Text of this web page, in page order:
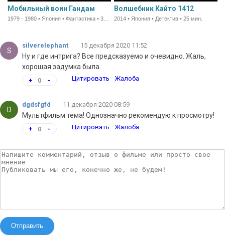
Мобильный воин Гандам Волшебник Кайто 1412
2014 • Япония • Детектив • 25 мин.
S
silverelephant 15 декабря 2020 11:52
Ну и где интрига? Все предсказуемо и очевидно. Жаль,
хорошая задумка была.
+ 0 - Цитировать Жалоба
D
dgdsfgfd 11 декабря 2020 08:59
Мультфильм тема! Однозначно рекомендую к просмотру!
+ 0 - Цитировать Жалоба
Отправить